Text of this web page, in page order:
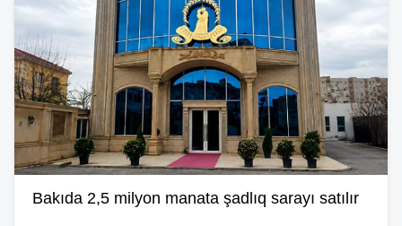
Bakıda 2,5 milyon manata şadlıq sarayı satılır